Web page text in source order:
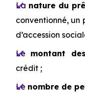
La nature du
conventionné, un
d’accession
Le montant
crédit ;
Le nombre de